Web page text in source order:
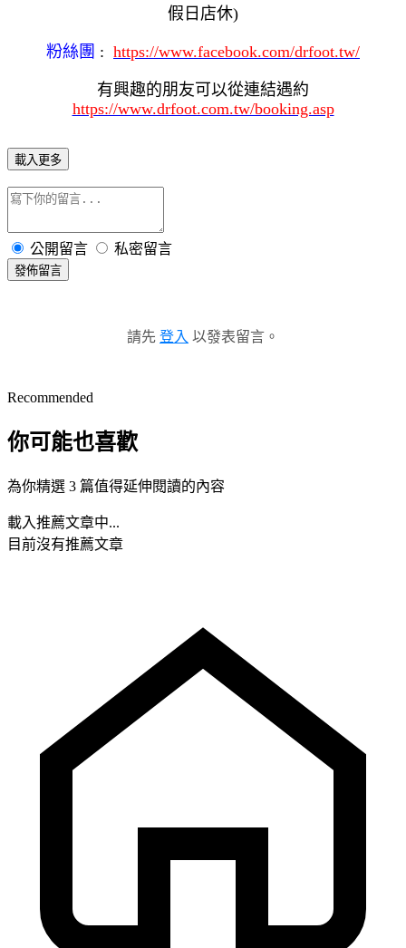
假日店休)
粉絲團 : https://www.facebook.com/drfoot.tw/
有興趣的朋友可以從連結遇約
https://www.drfoot.com.tw/booking.asp
載入更多
公開留言 私密留言
發佈留言
請先 登入 以發表留言。
Recommended
你可能也喜歡
為你精選 3 篇值得延伸閱讀的內容
載入推薦文章中...
目前沒有推薦文章